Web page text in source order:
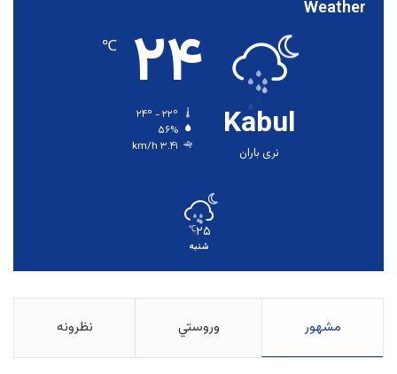
Weather
Kabul
نری باران
۲۴ ℃
۵۶%
۳.۴۱ km/h
۲۵℃
شنبه
مشهور وروستي نظرونه